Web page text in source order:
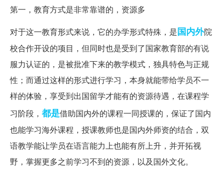
第一，教育方式是非常靠谱的，资源多
对于这一教育形式来说，它的办学形式特殊，是国内外院
校合作开设的项目，但同时也是受到了国家教育部的有说
服力认证的，是被批准下来的教学模式，独具特色与正规
性；而通过这样的形式进行学习，本身就能带给学员不一
样的体验，享受到出国留学才能有的资源待遇，在课程学
习阶段， 都是借助国内外的课程一同授课的，保证了国内
也能学习海外课程，授课教师也是国内外师资的结合，双
语教学能让学员在语言能力上也能有所上升，并开拓视
野，掌握更多之前学习不到的资源，以及国外文化。